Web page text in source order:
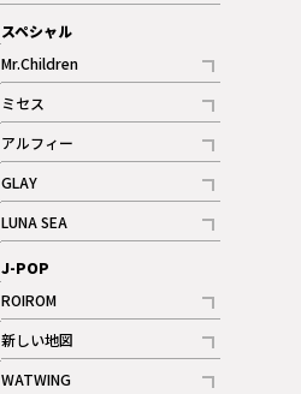
記事
スペシャル
Mr.Children
記事
ミセス
記事
アルフィー
記事
GLAY
記事
LUNA SEA
記事
J-POP
ROIROM
記事
新しい地図
記事
WATWING